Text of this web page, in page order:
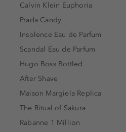
Calvin Klein Euphoria
Prada Candy
Insolence Eau de Parfum
Scandal Eau de Parfum
Hugo Boss Bottled
After Shave
Maison Margiela Replica
The Ritual of Sakura
Rabanne 1 Million